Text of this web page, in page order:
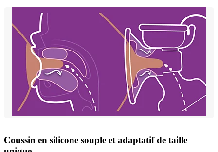
Coussin en silicone souple et adaptatif de taille